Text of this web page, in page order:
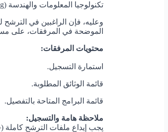
تكنولوجيا المعلومات والهندسة (Information Technology and Engineering).
وعليه، فإن الراغبين في الترشح
الموضحة في المرفقات، على
محتويات المرفقات:
استمارة التسجيل.
قائمة الوثائق المطلوبة.
قائمة البرامج المتاحة بالتفصيل.
ملاحظة هامة والتسجيل: